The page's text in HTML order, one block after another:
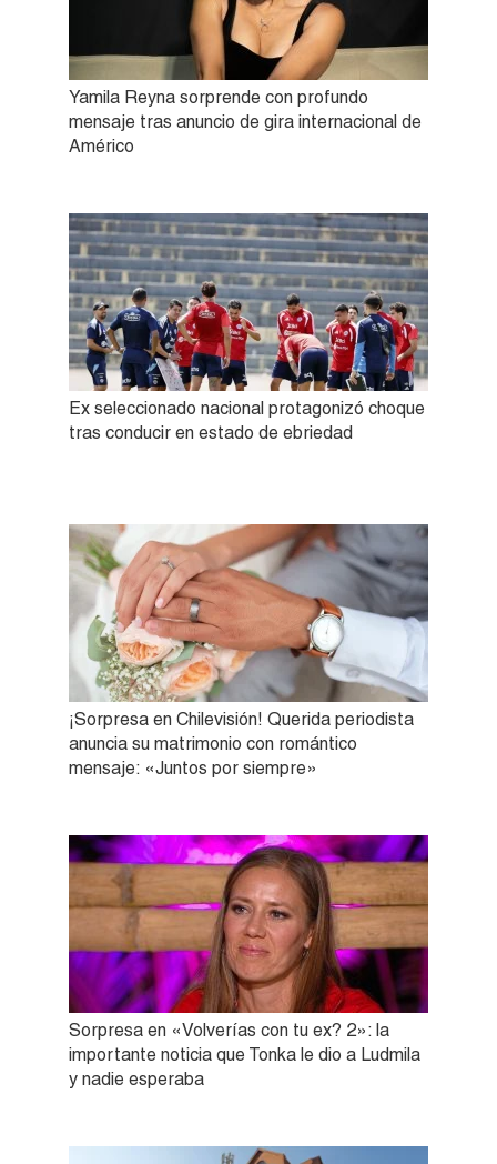
Yamila Reyna sorprende con profundo
mensaje tras anuncio de gira internacional de
Américo
Ex seleccionado nacional protagonizó choque
tras conducir en estado de ebriedad
¡Sorpresa en Chilevisión! Querida periodista
anuncia su matrimonio con romántico
mensaje: «Juntos por siempre»
Sorpresa en «Volverías con tu ex? 2»: la
importante noticia que Tonka le dio a Ludmila
y nadie esperaba